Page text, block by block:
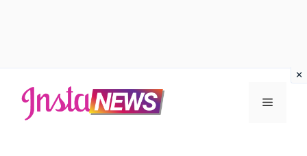
contenuto
Menu